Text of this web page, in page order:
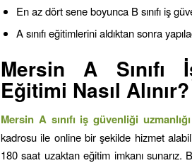
En az dört sene boyunca B sınıfı iş
A sınıfı eğitimlerini aldıktan sonra
Mersin A Sınıfı
Eğitimi Nasıl Alınır?
Mersin A sınıfı iş güvenliği
kadrosu ile online bir şekilde hizmet
180 saat uzaktan eğitim imkanı